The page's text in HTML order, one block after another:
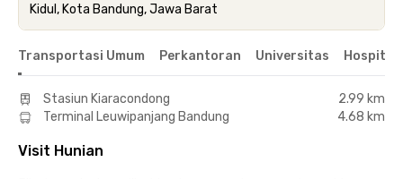
Kidul, Kota Bandung, Jawa Barat
Transportasi Umum Perkantoran Universitas Hospital
Stasiun Kiaracondong
2.99 km
Terminal Leuwipanjang Bandung
4.68 km
Visit Hunian